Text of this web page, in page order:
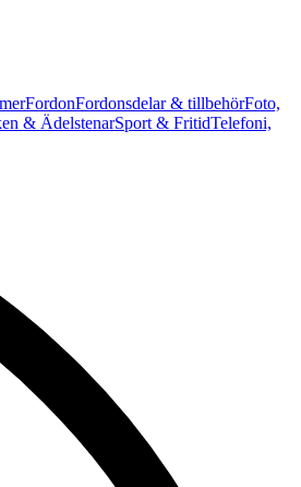
FordonFordonsdelar & tillbehörFoto,
& ÄdelstenarSport & FritidTelefoni,